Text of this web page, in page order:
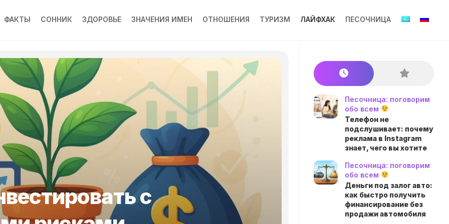
ФАКТЫ СОННИК ЗДОРОВЬЕ ЗНАЧЕНИЯ ИМЕН ОТНОШЕНИЯ ТУРИЗМ ЛАЙФХАК ПЕСОЧНИЦА
с
Песочница: поговорим
обо всем
Телефон не
подслушивает: почему
реклама в Instagram
знает, чего вы хотите
Песочница: поговорим
обо всем
Деньги под залог авто:
как быстро получить
финансирование без
продажи автомобиля